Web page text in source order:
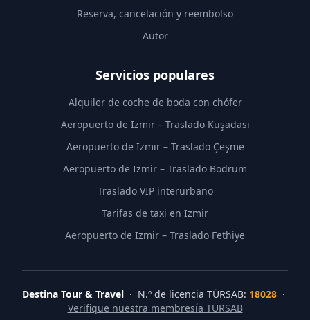
Reserva, cancelación y reembolso
Autor
Servicios populares
Alquiler de coche de boda con chófer
Aeropuerto de Izmir – Traslado Kuşadası
Aeropuerto de Izmir – Traslado Çeşme
Aeropuerto de Izmir – Traslado Bodrum
Traslado VIP interurbano
Tarifas de taxi en Izmir
Aeropuerto de Izmir – Traslado Fethiye
Destina Tour & Travel · N.º de licencia TÜRSAB: 18028 ·
Verifique nuestra membresía TÜRSAB